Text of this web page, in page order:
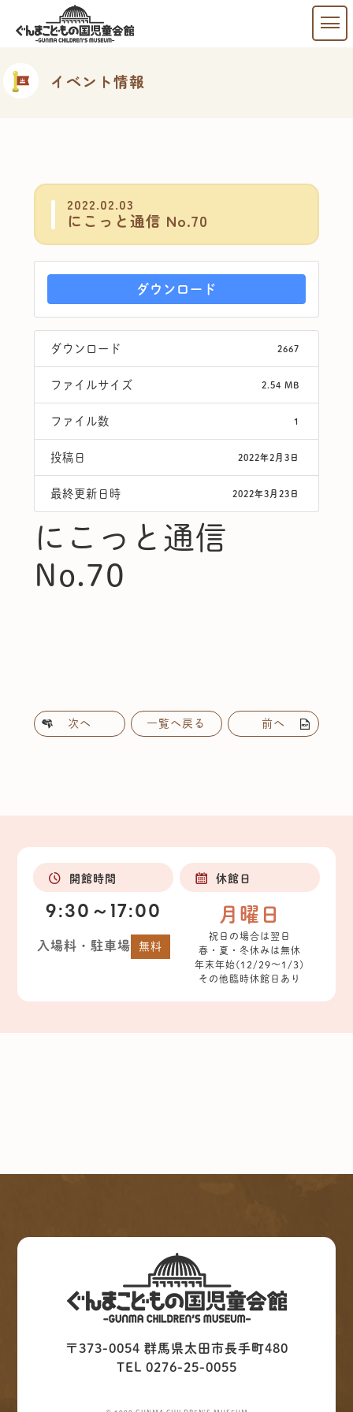
イベント情報
2022.02.03
にこっと通信 No.70
ダウンロード
ダウンロード 2667
ファイルサイズ 2.54 MB
ファイル数 1
投稿日 2022年2月3日
最終更新日時 2022年3月23日
にこっと通信
No.70
次へ 一覧へ戻る 前へ
開館時間
9:30～17:00
入場料・駐車場 無料
休館日
月曜日
祝日の場合は翌日
春・夏・冬休みは無休
年末年始(12/29～1/3)
その他臨時休館日あり
〒373-0054 群馬県太田市長手町480
TEL 0276-25-0055